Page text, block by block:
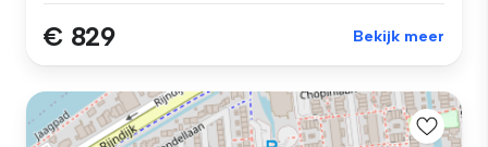
€ 829 Bekijk meer